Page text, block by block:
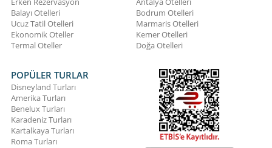
Balayı Otelleri
Ucuz Tatil Otelleri
Ekonomik Oteller
Termal Oteller
Bodrum Otelleri
Marmaris Otelleri
Kemer Otelleri
Doğa Otelleri
POPÜLER TURLAR
Disneyland Turları
Amerika Turları
Benelux Turları
Karadeniz Turları
Kartalkaya Turları
Roma Turları